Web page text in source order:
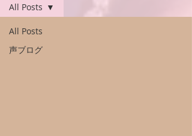
All Posts
声ブログ
All Posts